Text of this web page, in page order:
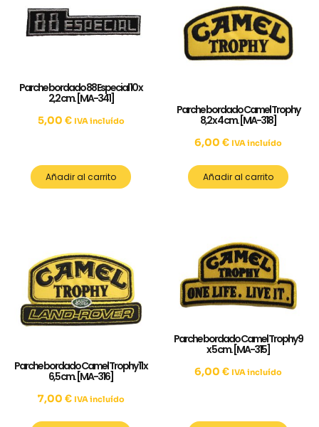
Parche bordado 88 Especial 10 x
2,2 cm. [MA-341]
5,00 € IVA incluído
Añadir al carrito
Parche bordado Camel Trophy
8,2 x 4 cm. [MA-318]
6,00 € IVA incluído
Añadir al carrito
Parche bordado Camel Trophy 11 x
6,5 cm. [MA-316]
7,00 € IVA incluído
Parche bordado Camel Trophy 9
x 5 cm. [MA-315]
6,00 € IVA incluído